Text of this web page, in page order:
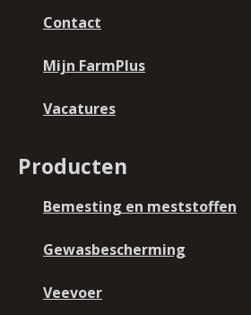
Contact
Mijn FarmPlus
Vacatures
Producten
Bemesting en meststoffen
Gewasbescherming
Veevoer